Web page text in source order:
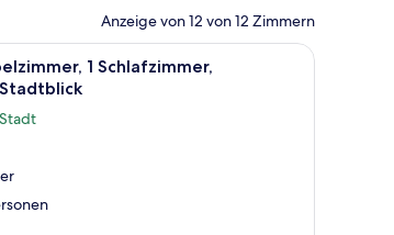
Anzeige von 12 von 12 Zimmern
Ein modernes Hotelzimmer mit einem Bett,
1 Schlafzimmer,